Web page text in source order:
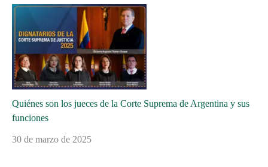
Quiénes son los jueces de la Corte Suprema de Argentina y sus
funciones
30 de marzo de 2025